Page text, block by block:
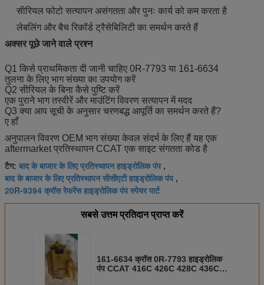
सीरियल फोटो सत्यापन असंगतता और पुनः कार्य को कम करता है
लेबलिंग और बैच रिकॉर्ड ट्रैसेबिलिटी का समर्थन करते हैं
अक्सर पूछे जाने वाले प्रश्न
Q1 किसे प्राथमिकता दी जानी चाहिए 0R-7793 या 161-6634
तुलना के लिए भाग संख्या का उपयोग करें
Q2 सीरियल के बिना कैसे पुष्टि करें
एक पुराने भाग तस्वीरें और माउंटिंग विवरण सत्यापन में मदद
Q3 क्या आप सूची के अनुसार चरणबद्ध आपूर्ति का समर्थन करते हैं?
ए हाँ
अनुपालन विवरण OEM भाग संख्या केवल संदर्भ के लिए हैं यह एक
aftermarket प्रतिस्थापन CCAT एक साइट संगतता कोड है
टैग: बाद के बाजार के लिए प्रतिस्थापन हाइड्रोलिक पंप,
बाद के बाजार के लिए प्रतिस्थापन सीसीएटी हाइड्रोलिक पंप,
20R-9394 क्रॉस रेफरेंस हाइड्रोलिक पंप स्पेयर पार्ट
सबसे उत्तम प्रतिदान प्राप्त करें
161-6634 क्रॉस 0R-7793 हाइड्रोलिक
पंप CCAT 416C 426C 428C 436C